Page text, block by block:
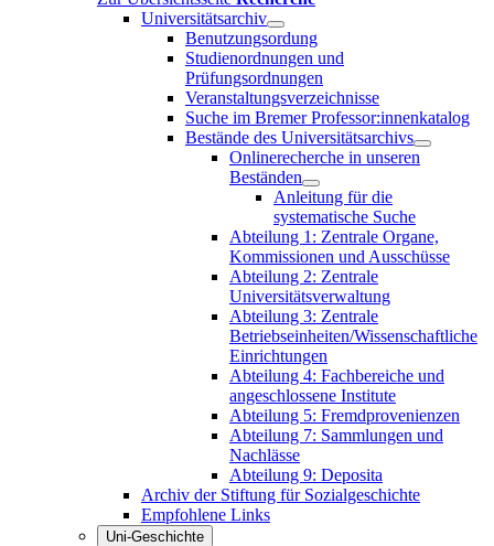
Universitätsarchiv
Benutzungsordung
Studienordnungen und
Prüfungsordnungen
Veranstaltungsverzeichnisse
Suche im Bremer Professor:innenkatalog
Bestände des Universitätsarchivs
Onlinerecherche in unseren
Beständen
Anleitung für die
systematische Suche
Abteilung 1: Zentrale Organe,
Kommissionen und Ausschüsse
Abteilung 2: Zentrale
Universitätsverwaltung
Abteilung 3: Zentrale
Betriebseinheiten/Wissenschaftliche
Einrichtungen
Abteilung 4: Fachbereiche und
angeschlossene Institute
Abteilung 5: Fremdprovenienzen
Abteilung 7: Sammlungen und
Nachlässe
Abteilung 9: Deposita
Archiv der Stiftung für Sozialgeschichte
Empfohlene Links
Uni-Geschichte